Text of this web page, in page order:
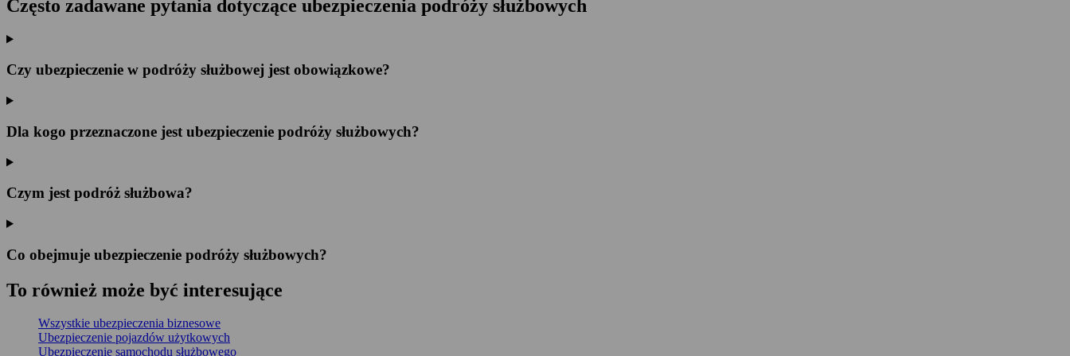
Często zadawane pytania dotyczące ubezpieczenia podróży służbowych
Czy ubezpieczenie w podróży służbowej jest obowiązkowe?
Dla kogo przeznaczone jest ubezpieczenie podróży służbowych?
Czym jest podróż służbowa?
Co obejmuje ubezpieczenie podróży służbowych?
To również może być interesujące
Wszystkie ubezpieczenia biznesowe
Ubezpieczenie pojazdów użytkowych
Ubezpieczenie samochodu służbowego